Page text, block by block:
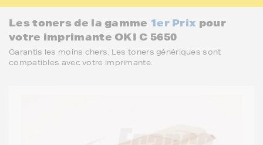
Les toners de la gamme 1er Prix pour
votre imprimante OKI C 5650
Garantis les moins chers. Les toners génériques sont
compatibles avec votre imprimante.